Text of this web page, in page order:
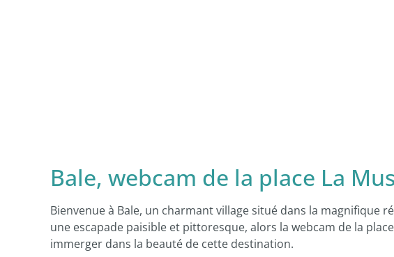
Bale, webcam de la place La
Bienvenue à Bale, un charmant village situé dans la magnifique
une escapade paisible et pittoresque, alors la webcam de la
immerger dans la beauté de cette destination.